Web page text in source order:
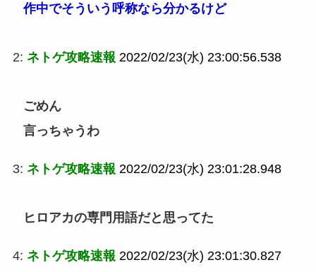
作中でそういう呼称なら分かるけど
2: ネトゲ攻略速報 2022/02/23(水) 23:00:56.538
ごめん
言っちゃうわ
3: ネトゲ攻略速報 2022/02/23(水) 23:01:28.948
ヒロアカの専門用語だと思ってた
4: ネトゲ攻略速報 2022/02/23(水) 23:01:30.827